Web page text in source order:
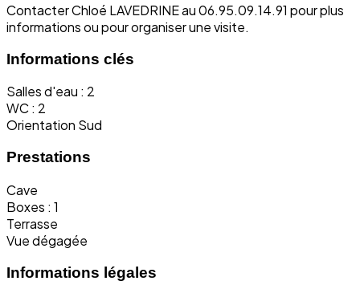
Contacter Chloé LAVEDRINE au 06.95.09.14.91 pour plus
informations ou pour organiser une visite.
Informations clés
Salles d'eau : 2
WC : 2
Orientation Sud
Prestations
Cave
Boxes : 1
Terrasse
Vue dégagée
Informations légales